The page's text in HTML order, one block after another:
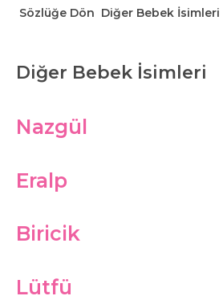
Sözlüğe Dön Diğer Bebek İsimleri
Diğer Bebek İsimleri
Nazgül
Eralp
Biricik
Lütfü